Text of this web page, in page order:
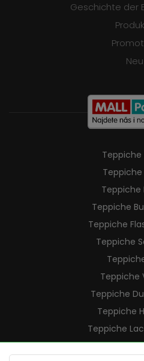
Geschichte der
Neu
Teppiche
Teppiche
Teppiche
Teppiche
Teppiche
Teppiche
Teppiche
Teppiche
Teppiche
Teppiche